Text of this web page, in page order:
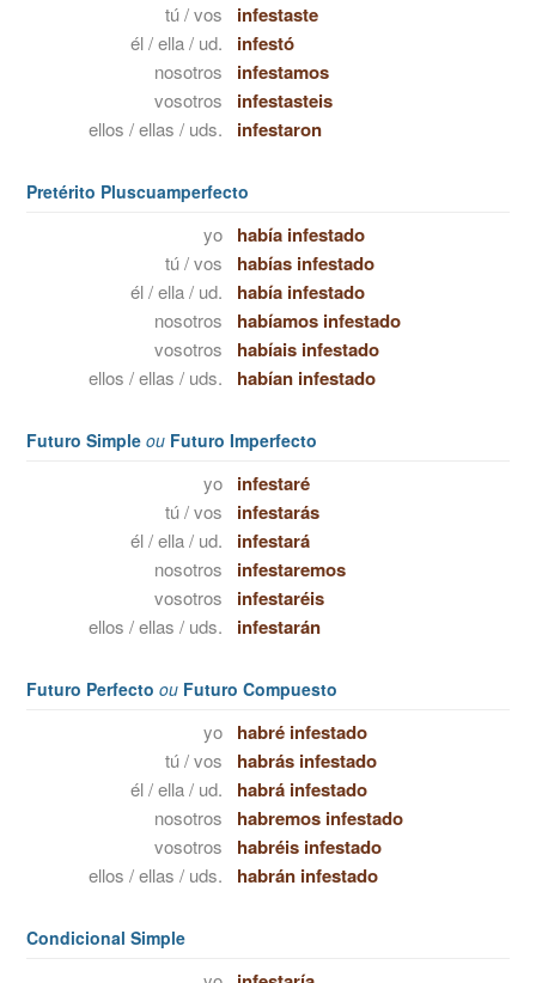
tú / vos infestaste
él / ella / ud. infestó
nosotros infestamos
vosotros infestasteis
ellos / ellas / uds. infestaron
Pretérito Pluscuamperfecto
yo había infestado
tú / vos habías infestado
él / ella / ud. había infestado
nosotros habíamos infestado
vosotros habíais infestado
ellos / ellas / uds. habían infestado
Futuro Simple ou Futuro Imperfecto
yo infestaré
tú / vos infestarás
él / ella / ud. infestará
nosotros infestaremos
vosotros infestaréis
ellos / ellas / uds. infestarán
Futuro Perfecto ou Futuro Compuesto
yo habré infestado
tú / vos habrás infestado
él / ella / ud. habrá infestado
nosotros habremos infestado
vosotros habréis infestado
ellos / ellas / uds. habrán infestado
Condicional Simple